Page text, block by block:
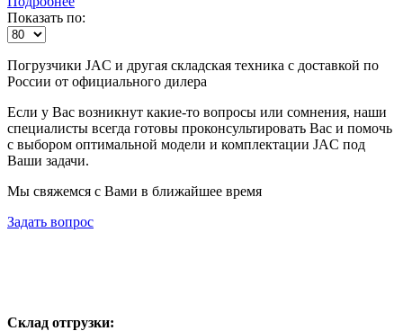
Показать по:
Погрузчики JAC и другая складская техника с доставкой по
России от официального дилера
Если у Вас возникнут какие-то вопросы или сомнения, наши
специалисты всегда готовы проконсультировать Вас и помочь
с выбором оптимальной модели и комплектации JAC под
Ваши задачи.
Мы свяжемся с Вами в ближайшее время
Задать вопрос
Склад отгрузки: